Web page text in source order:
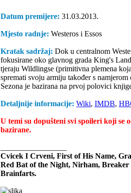
Datum premijere: 31.03.2013.
Mjesto radnje: Westeros i Essos
Kratak sadržaj: Dok u centralnom
fokusirane oko glavnog grada King's
tjeraju Wildlingse (primitivna plemena
spremati svoju armiju također s namjerom
Sezona je bazirana na prvoj polovici
Detaljnije informacije: Wiki, IMDB,
U temi su dopušteni svi spoileri koji se
bazirane.
Cvicek I Crveni, First of His Name,
Red Bat of the Night, Nirham,
Brainfarts.